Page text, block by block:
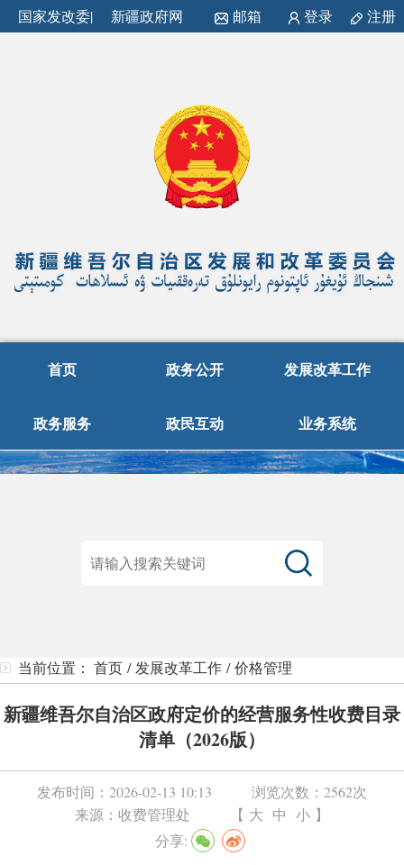
国家发改委| 新疆政府网 邮箱 登录 注册
首页 政务公开 发展改革工作
政务服务 政民互动 业务系统
当前位置： 首页 / 发展改革工作 /价格管理
新疆维吾尔自治区政府定价的经营服务性收费目录
清单（2026版）
发布时间： 2026-02-13 10:13 浏览次数： 2562次
来源： 收费管理处 【 大 中 小 】
分享: